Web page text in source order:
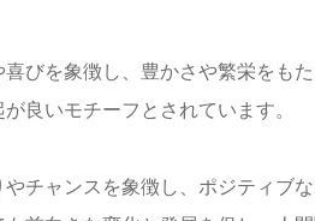
びを象徴し、豊かさや繁栄をも
良いモチーフとされています。
チャンスを象徴し、ポジティブな